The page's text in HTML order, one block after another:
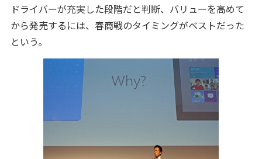
ドライバーが充実した段階だと判断、バリューを高めて
から発売するには、春商戦のタイミングがベストだった
という。